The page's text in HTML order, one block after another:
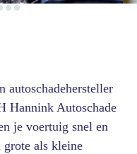
autoschadehersteller
Hannink Autoschade
je voertuig snel en
als kleine